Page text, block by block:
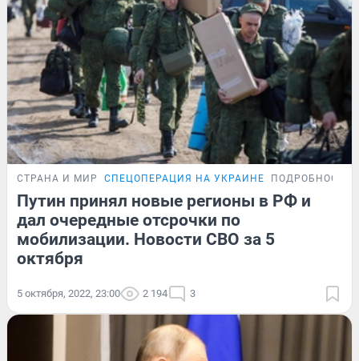
СТРАНА И МИР СПЕЦОПЕРАЦИЯ НА УКРАИНЕ ПОДРОБНОСТИ
Путин принял новые регионы в РФ и
дал очередные отсрочки по
мобилизации. Новости СВО за 5
октября
5 октября, 2022, 23:00 2 194 3